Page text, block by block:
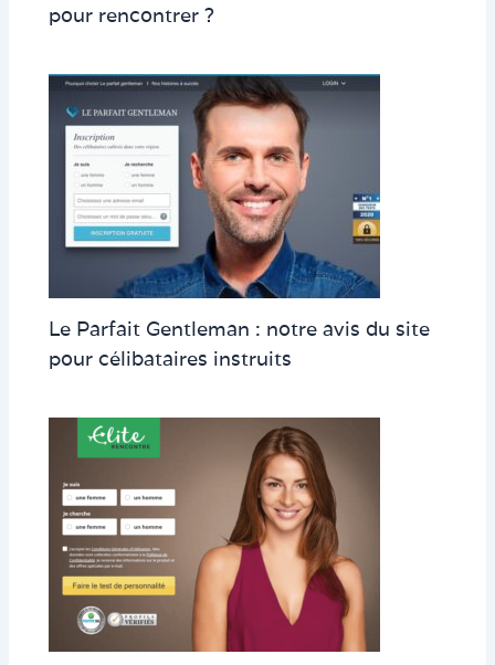
pour rencontrer ?
Le Parfait Gentleman : notre avis du site
pour célibataires instruits